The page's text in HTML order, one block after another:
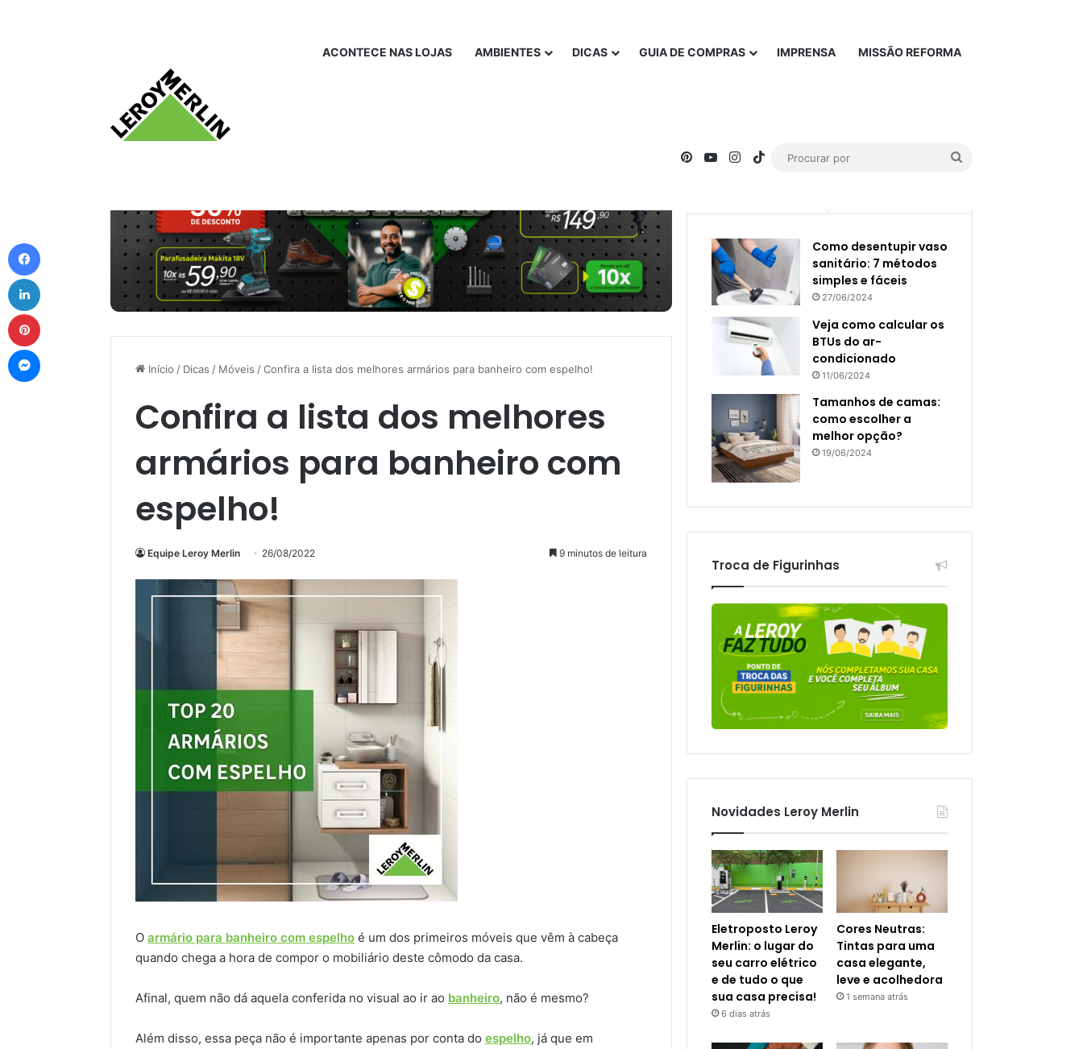
ACONTECE NAS LOJAS AMBIENTES DICAS GUIA DE COMPRAS IMPRENSA MISSÃO REFORMA
PinterestYouTubeInstagram
TikTok
Início / Dicas / Móveis /Confira a lista dos melhores armários para banheiro com espelho!
Confira a lista dos melhores
armários para banheiro com
espelho!
Equipe Leroy Merlin 26/08/2022 9 minutos de leitura
O armário para banheiro com espelho é um dos primeiros móveis que vêm à cabeça
quando chega a hora de compor o mobiliário deste cômodo da casa.
Afinal, quem não dá aquela conferida no visual ao ir ao banheiro, não é mesmo?
Além disso, essa peça não é importante apenas por conta do espelho, já que em
Como desentupir vaso
sanitário: 7 métodos
simples e fáceis
27/06/2024
Veja como calcular os
BTUs do ar-
condicionado
11/06/2024
Tamanhos de camas:
como escolher a
melhor opção?
19/06/2024
Troca de Figurinhas
Novidades Leroy Merlin
Eletroposto Leroy
Merlin: o lugar do
seu carro elétrico
e de tudo o que
sua casa precisa!
6 dias atrás
Cores Neutras:
Tintas para uma
casa elegante,
leve e acolhedora
1 semana atrás